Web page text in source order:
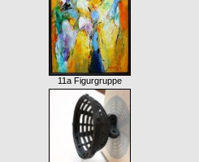
11a Figurgruppe